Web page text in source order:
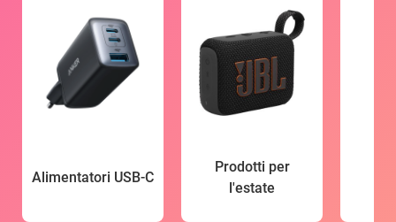
Alimentatori USB-C
Prodotti per
l'estate